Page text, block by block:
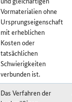
Vormaterialien ohne
Ursprungseigenschaft
mit erheblichen
Kosten oder
tatsächlichen
Schwierigkeiten
verbunden ist.
Das Verfahren der